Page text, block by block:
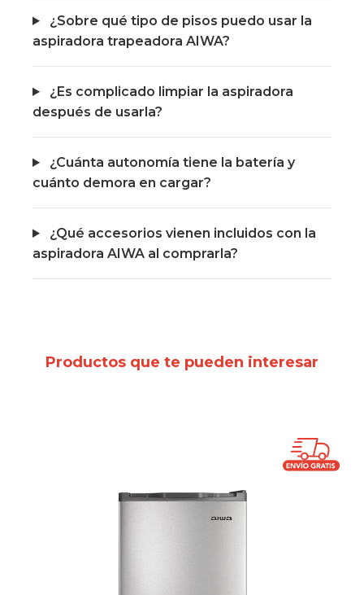
¿Sobre qué tipo de pisos puedo usar la
aspiradora trapeadora AIWA?
¿Es complicado limpiar la aspiradora
después de usarla?
¿Cuánta autonomía tiene la batería y
cuánto demora en cargar?
¿Qué accesorios vienen incluidos con la
aspiradora AIWA al comprarla?
Productos que te pueden interesar